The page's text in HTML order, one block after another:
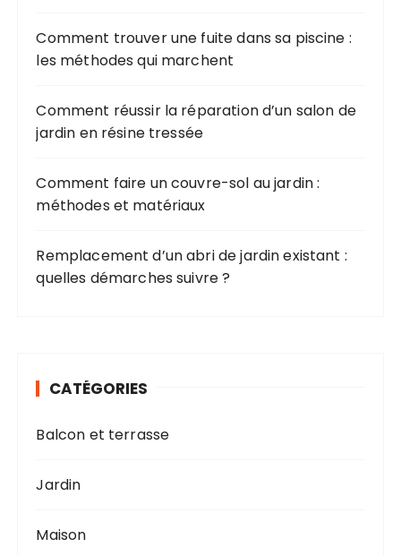
Comment trouver une fuite dans sa piscine :
les méthodes qui marchent
Comment réussir la réparation d’un salon de
jardin en résine tressée
Comment faire un couvre-sol au jardin :
méthodes et matériaux
Remplacement d’un abri de jardin existant :
quelles démarches suivre ?
CATÉGORIES
Balcon et terrasse
Jardin
Maison